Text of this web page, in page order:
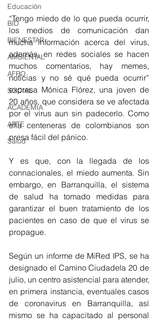
Educación
BID
BIENESTAR
AMBIENTAL
AFRO
SOCIAL
ACADEMIA
ARTE
Salud
“Tengo miedo de lo que pueda ocurrir,
los medios de comunicación dan
mucha información acerca del virus,
además, en redes sociales se hacen
muchos comentarios, hay memes,
noticias y no sé qué pueda ocurrir”
expresa Mónica Flórez, una joven de
20 años, que considera se ve afectada
por el virus aun sin padecerlo. Como
ella centeneras de colombianos son
presa fácil del pánico.
Y es que, con la llegada de los
connacionales, el miedo aumenta. Sin
embargo, en Barranquilla, el sistema
de salud ha tomado medidas para
garantizar el buen tratamiento de los
pacientes en caso de que el virus se
propague.
Según un informe de MiRed IPS, se ha
designado el Camino Ciudadela 20 de
julio, un centro asistencial para atender,
en primera instancia, eventuales casos
de coronavirus en Barranquilla, así
mismo se ha capacitado al personal